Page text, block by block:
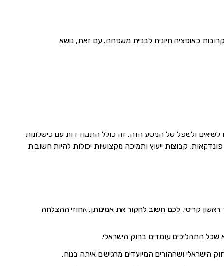
כאופציה חיונית לבניית משפחה. עם זאת, נושא
ולשפל של המסע הזה. זה כולל התמודדות עם כישלונות
קבוצות ייעוץ ותמיכה מקצועיות יכולות להיות חשובות
קריטי. לכם חשוב לחקור את אמינותן, אחוזי ההצלחה
שכל התהליכים עומדים בחוק הישראלי.
הישראלי ושההורים המיועדים מרגישים איתה בנוח.